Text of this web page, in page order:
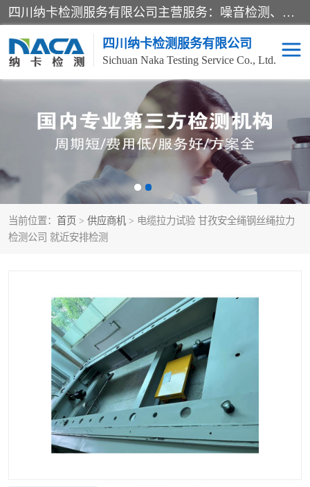
四川纳卡检测服务有限公司主营服务：噪音检测、灯光检测、防护网检测、磁性检测、无损检测、燃烧等级检测；本着严谨、规范的态度严格执行国家现行标准、规范及规程，奉行“科学公正、准确、持续改进、诚信服务”的企业价值和“科学、信誉、服务”的企业宗旨，竭诚为广大客户服务。
四川纳卡检测服务有限公司
Sichuan Naka Testing Service Co., Ltd.
当前位置： 首页 > 供应商机 > 电缆拉力试验 甘孜安全绳钢丝绳拉力
检测公司 就近安排检测
噪音检测 灯光检测
防护网检测 磁性检测
燃烧等级检测
可靠性检测 产品检测